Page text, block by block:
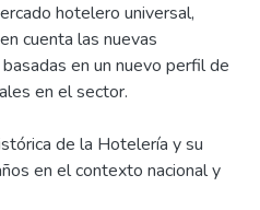
hotelero universal,
cuenta las nuevas
en un nuevo perfil de
en el sector.
de la Hotelería y su
en el contexto nacional y